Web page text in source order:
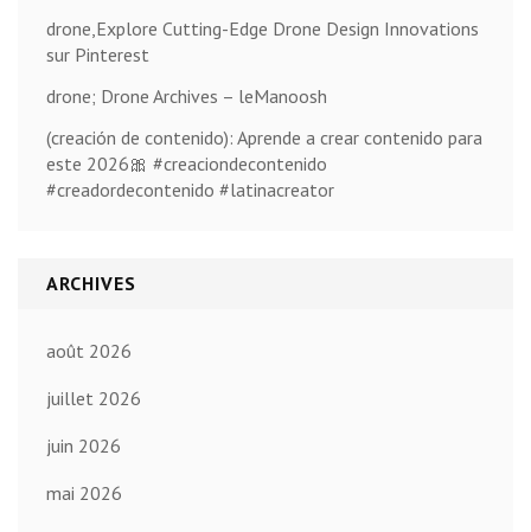
drone,Explore Cutting-Edge Drone Design Innovations
sur Pinterest
drone; Drone Archives – leManoosh
(creación de contenido): Aprende a crear contenido para
este 2026🎀 #creaciondecontenido
#creadordecontenido #latinacreator
ARCHIVES
août 2026
juillet 2026
juin 2026
mai 2026